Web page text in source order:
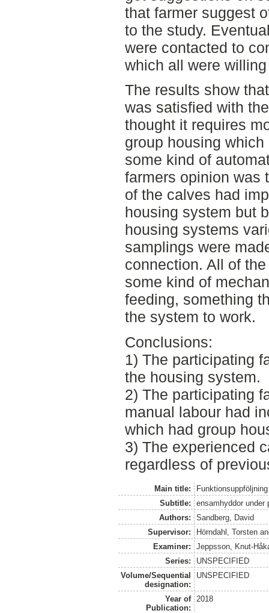
that farmer suggest
to the study.
were contacted to
which all were
The results show
was satisfied with
thought it requires
group housing
some kind of
farmers opinion was
of the calves had
housing system but
housing systems
samplings were
connection. All of
some kind of
feeding, something
the system to work.
Conclusions:
1) The participating
the housing system.
2) The participating
manual labour had
which had group
3) The experienced
regardless of
Main title:
Subtitle:
ensamhyddor under
Authors:
Sandberg, David
Supervisor:
Hörndahl, Torsten
Examiner:
Jeppsson, Knut-
Series:
UNSPECIFIED
Volume/Sequential
designation:
UNSPECIFIED
Year of
Publication:
2018